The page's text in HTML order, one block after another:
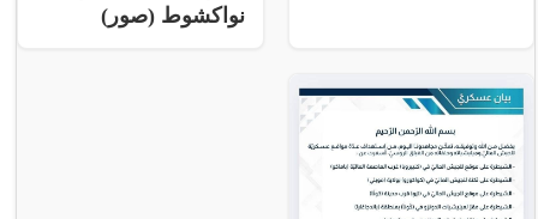
نواكشوط (صور)